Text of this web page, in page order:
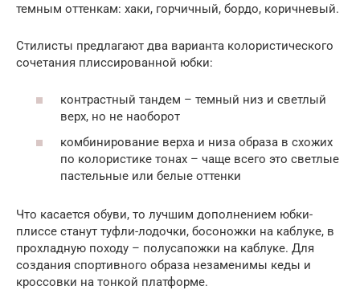
темным оттенкам: хаки, горчичный, бордо, коричневый.
Стилисты предлагают два варианта колористического
сочетания плиссированной юбки:
контрастный тандем – темный низ и светлый
верх, но не наоборот
комбинирование верха и низа образа в схожих
по колористике тонах – чаще всего это светлые
пастельные или белые оттенки
Что касается обуви, то лучшим дополнением юбки-
плиссе станут туфли-лодочки, босоножки на каблуке, в
прохладную походу – полусапожки на каблуке. Для
создания спортивного образа незаменимы кеды и
кроссовки на тонкой платформе.